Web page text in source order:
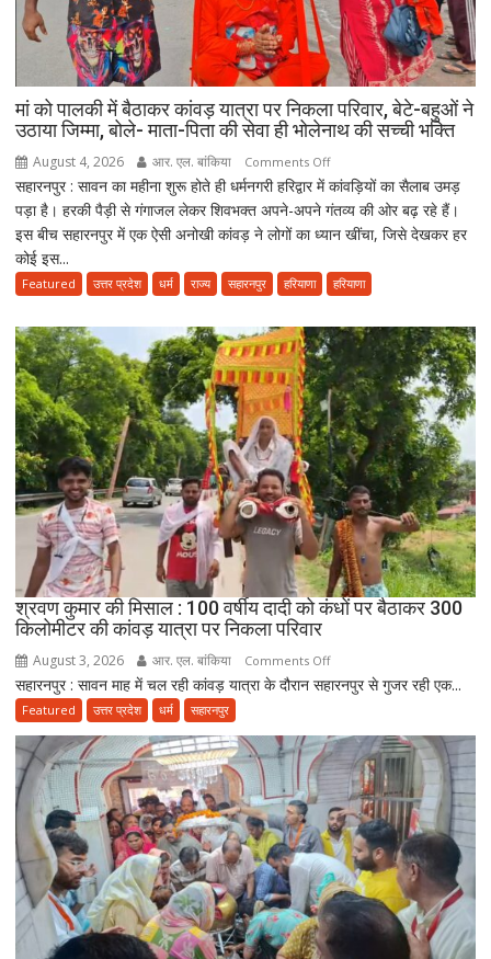
हो
गए
पिता,
वृद्धाश्रम
में
की
मौत
मां को पालकी में बैठाकर कांवड़ यात्रा पर निकला परिवार, बेटे-बहुओं ने
उठाया जिम्मा, बोले- माता-पिता की सेवा ही भोलेनाथ की सच्ची भक्ति
August 4, 2026 आर. एल. बांकिया Comments Offon
मां
को
पालकी
बैठाकर
यात्रा
पर
निकला
परिवार,
बेटे-
बहुओं
ने
उठाया
जिम्मा,
बोले-
माता-
पिता
की
भोलेनाथ
सच्ची
भक्ति
सहारनपुर : सावन का महीना शुरू होते ही धर्मनगरी हरिद्वार में कांवड़ियों का सैलाब उमड़
पड़ा है। हरकी पैड़ी से गंगाजल लेकर शिवभक्त अपने-अपने गंतव्य की ओर बढ़ रहे हैं।
इस बीच सहारनपुर में एक ऐसी अनोखी कांवड़ ने लोगों का ध्यान खींचा, जिसे देखकर हर
कोई इस...
Featured उत्तर प्रदेश धर्म राज्य सहारनपुर हरियाणा हरियाणा
श्रवण कुमार की मिसाल : 100 वर्षीय दादी को कंधों पर बैठाकर 300
किलोमीटर की कांवड़ यात्रा पर निकला परिवार
August 3, 2026 आर. एल. बांकिया Comments Offon
श्रवण
की
मिसाल
100
वर्षीय
दादी
को
कंधों
पर
बैठाकर
सहारनपुर : सावन माह में चल रही कांवड़ यात्रा के दौरान सहारनपुर से गुजर रही एक...
Featured उत्तर प्रदेश धर्म सहारनपुर